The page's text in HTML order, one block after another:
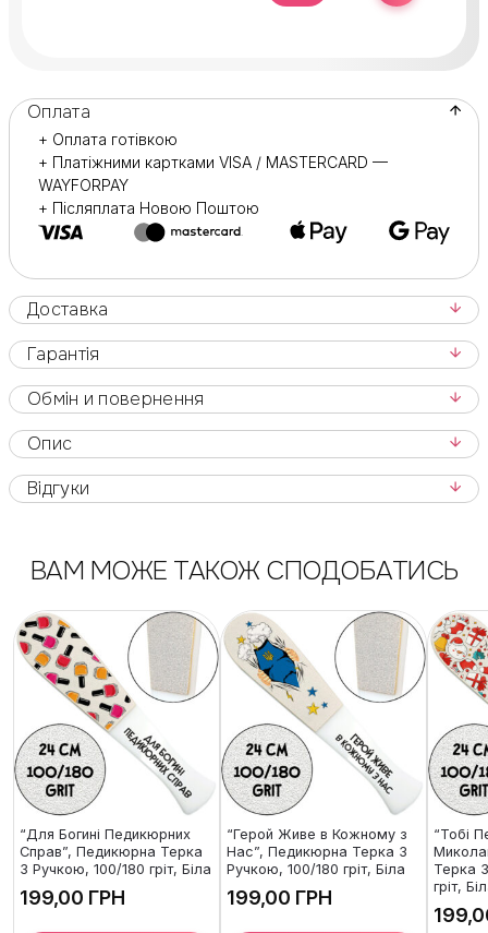
Оплата
+ Оплата готівкою
+ Платіжними картками VISA / MASTERCARD —
WAYFORPAY
+ Післяплата Новою Поштою
Доставка
Гарантія
Обмін и повернення
Опис
Відгуки
ВАМ МОЖЕ ТАКОЖ СПОДОБАТИСЬ
“Для Богині Педикюрних
Справ”, Педикюрна Терка
З Ручкою, 100/180 гріт, Біла
ГРН
“Герой Живе в Кожному з
Нас”, Педикюрна Терка З
Ручкою, 100/180 гріт, Біла
ГРН
“Тобі
Терка
гріт,